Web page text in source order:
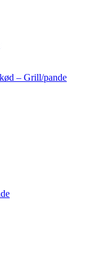
– Grill/pande